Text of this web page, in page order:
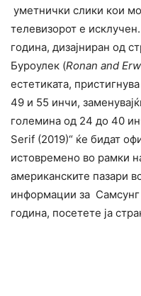
уметнички слики кои
телевизорот е
година, дизајниран од
Буроулек (Ronan and
естетиката,
49 и 55 инчи,
големина од 24 до 40
Serif (2019)“ ќе бидат
истовремено во рамки
американските пазари
информации за Самсунг
година, посетете ја